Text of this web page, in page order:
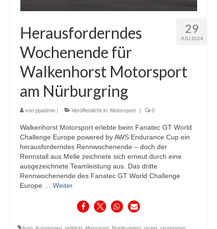
29
JULI 2024
Herausforderndes
Wochenende für
Walkenhorst Motorsport
am Nürburgring
von ppadmin Veröffentlicht in: Motorsport 0
Walkenhorst Motorsport erlebte beim Fanatec GT World
Challenge Europe powered by AWS Endurance Cup ein
herausforderndes Rennwochenende – doch der
Rennstall aus Melle zeichnete sich erneut durch eine
ausgezeichnete Teamleistung aus. Das dritte
Rennwochenende des Fanatec GT World Challenge
Europe … Weiter